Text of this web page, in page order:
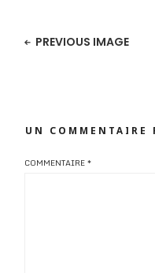
PREVIOUS IMAGE
UN COMMENTAIRE
COMMENTAIRE*